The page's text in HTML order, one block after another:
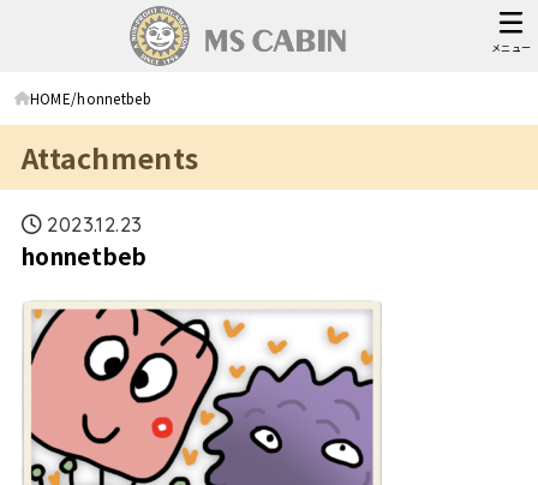
メニュー
HOME honnetbeb
Attachments
2023.12.23
honnetbeb